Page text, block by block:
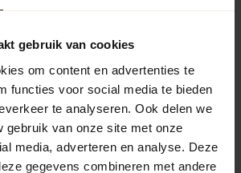
gebruik van cookies
om content en advertenties te
functies voor social media te bieden
te analyseren. Ook delen we
gebruik van onze site met onze
media, adverteren en analyse. Deze
gegevens combineren met andere
Aalten niet alleen gemakkelijker, maar ook